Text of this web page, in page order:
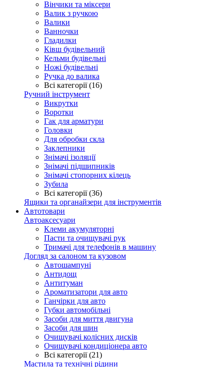
Вінчики та міксери
Валик з ручкою
Валики
Ванночки
Гладилки
Ківш будівельний
Кельми будівельні
Ножі будівельні
Ручка до валика
Всі категорії (16)
Ручний інструмент
Викрутки
Воротки
Гак для арматури
Головки
Для обробки скла
Заклепники
Знімачі ізоляції
Знімачі підшипників
Знімачі стопорних кілець
Зубила
Всі категорії (36)
Ящики та органайзери для інструментів
Автотовари
Автоаксесуари
Клеми акумуляторні
Пасти та очищувачі рук
Тримачі для телефонів в машину
Догляд за салоном та кузовом
Автошампуні
Антидощ
Антитуман
Ароматизатори для авто
Ганчірки для авто
Губки автомобільні
Засоби для миття двигуна
Засоби для шин
Очищувачі колісних дисків
Очищувачі кондиціонера авто
Всі категорії (21)
Мастила та технічні рідини